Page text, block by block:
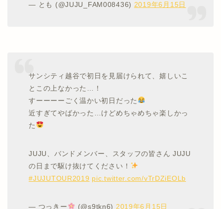
— とも (@JUJU_FAM008436) 2019年6月15日
サンシティ越谷で初日を見届けられて、嬉しいこ
とこの上なかった…！
すーーーーごく温かい初日だった
近すぎてやばかった…けどめちゃめちゃ楽しかっ
た
JUJU、バンドメンバー、スタッフの皆さん JUJU
の日まで駆け抜けてください！
#JUJUTOUR2019 pic.twitter.com/vTrDZiEOLb
— つっきー (@s9tkn6) 2019年6月15日